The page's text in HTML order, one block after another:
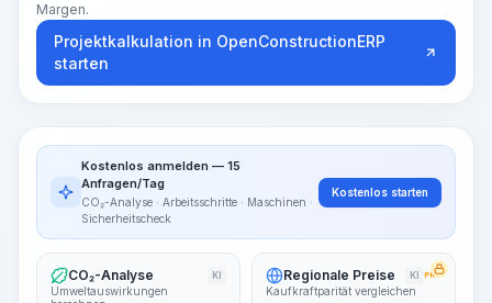
Margen.
Projektkalkulation in OpenConstructionERP
starten
Kostenlos anmelden — 15
Anfragen/Tag
CO₂-Analyse · Arbeitsschritte · Maschinen ·
Sicherheitscheck
Kostenlos starten
CO₂-Analyse KI
Umweltauswirkungen
Regionale Preise KI PRO
Kaufkraftparität vergleichen